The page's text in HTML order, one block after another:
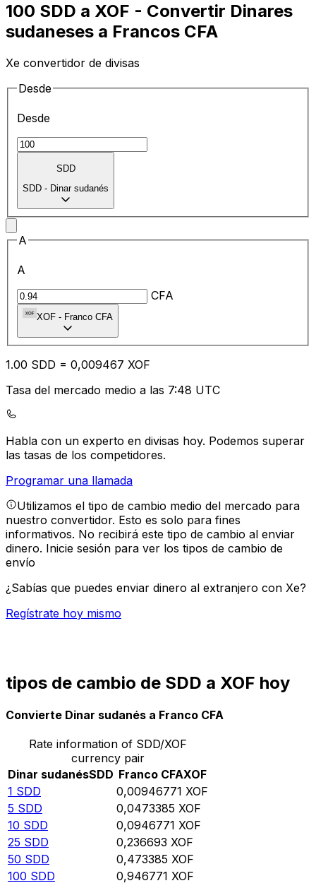
100 SDD a XOF - Convertir Dinares
sudaneses a Francos CFA
Xe convertidor de divisas
Desde
Desde
SDD
SDD - Dinar sudanés
A
A
CFA
XOF - Franco CFA
1.00 SDD = 0,009467 XOF
Tasa del mercado medio a las 7:48 UTC
Habla con un experto en divisas hoy. Podemos superar
las tasas de los competidores.
Programar una llamada
Utilizamos el tipo de cambio medio del mercado para
nuestro convertidor. Esto es solo para fines
informativos. No recibirá este tipo de cambio al enviar
dinero. Inicie sesión para ver los tipos de cambio de
envío
¿Sabías que puedes enviar dinero al extranjero con Xe?
Regístrate hoy mismo
tipos de cambio de SDD a XOF hoy
Convierte Dinar sudanés a Franco CFA
Rate information of SDD/XOF
currency pair
Dinar sudanésSDD Franco CFAXOF
1 SDD 0,00946771 XOF
5 SDD 0,0473385 XOF
10 SDD 0,0946771 XOF
25 SDD 0,236693 XOF
50 SDD 0,473385 XOF
100 SDD 0,946771 XOF